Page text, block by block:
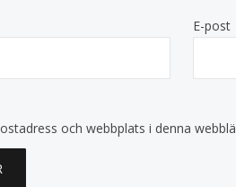
E-post
och webbplats i denna